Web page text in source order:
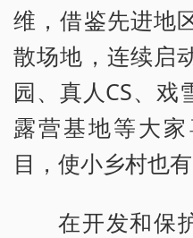
维，借鉴先进地
散场地，连续启
园、真人CS、戏
露营基地等大
目，使小乡村也
在开发和保